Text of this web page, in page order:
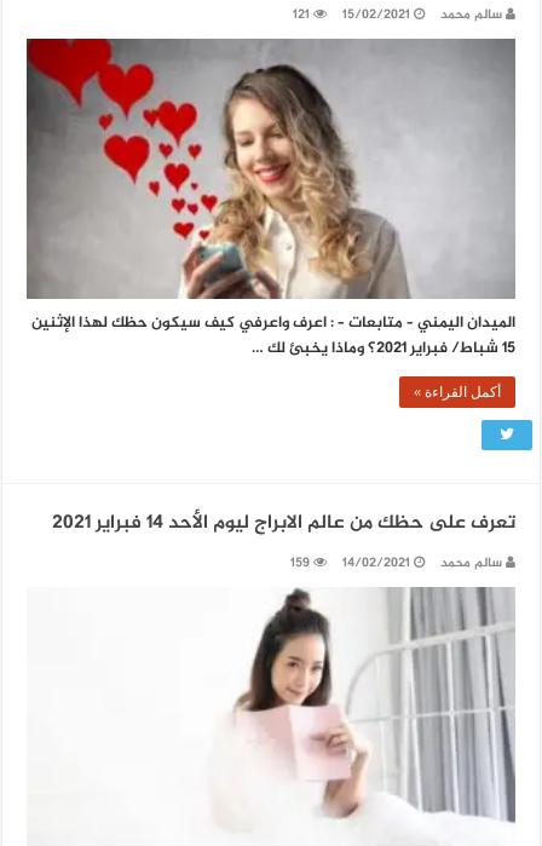
سالم محمد 15/02/2021
121
الميدان اليمني – متابعات – : اعرف واعرفي كيف سيكون حظك لهذا الإثنين
15 شباط/ فبراير 2021؟ وماذا يخبئ لك …
أكمل القراءة »
تعرف على حظك من عالم الابراج ليوم الأحد 14 فبراير 2021
سالم محمد 14/02/2021
159